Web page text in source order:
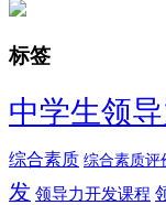
标签
中学生领导
综合素质 综合素质评
发 领导力开发课程